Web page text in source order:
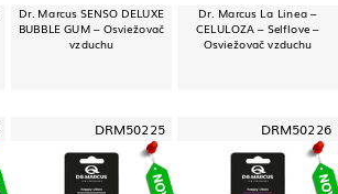
Dr. Marcus SENSO DELUXE
BUBBLE GUM – Osviežovač
vzduchu
Dr. Marcus La Linea –
CELULOZA – Selflove –
Osviežovač vzduchu
DRM50225 DRM50226